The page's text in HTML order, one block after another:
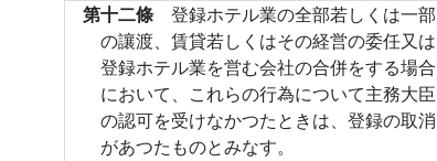
第十二條 登録ホテル業の全部若しくは一部
の讓渡、賃貸若しくはその経営の委任又は
登録ホテル業を営む会社の合併をする場合
において、これらの行為について主務大臣
の認可を受けなかつたときは、登録の取消
があつたものとみなす。